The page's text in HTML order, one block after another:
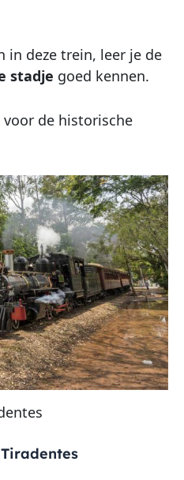
in deze trein, leer je de
stadje goed kennen.
de historische